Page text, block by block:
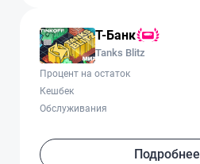
Т-Банк
Tanks Blitz
Процент на остаток
Кешбек
Обслуживания
Подробнее